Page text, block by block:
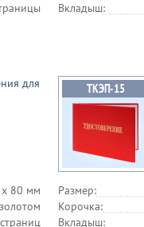
Вкладыш:
для
80 мм
Размер:
Корочка:
Вкладыш: